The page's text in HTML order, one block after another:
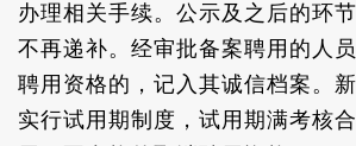
办理相关手续。公示及之后的环
不再递补。经审批备案聘用的人
聘用资格的，记入其诚信档案。
实行试用期制度，试用期满考核